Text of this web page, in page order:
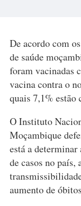
De acordo com
de saúde
foram vacinadas
vacina contra o
quais 7,1% estão
O Instituto
Moçambique
está a
de casos no país,
aumento de